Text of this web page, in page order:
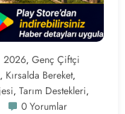
2026, Genç Çiftçi
, Kırsalda Bereket,
, Tarım Destekleri,
0 Yorumlar